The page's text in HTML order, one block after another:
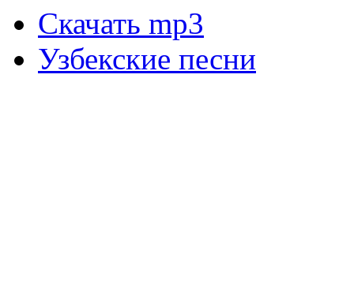
Скачать mp3
Узбекские песни